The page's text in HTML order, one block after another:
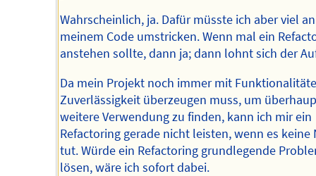
Wahrscheinlich, ja. Dafür müsste ich aber viel an
meinem Code umstricken. Wenn mal ein
anstehen sollte, dann ja; dann lohnt sich der
Da mein Projekt noch immer mit
Zuverlässigkeit überzeugen muss, um
weitere Verwendung zu finden, kann ich mir ein
Refactoring gerade nicht leisten, wenn es keine
tut. Würde ein Refactoring grundlegende
lösen, wäre ich sofort dabei.